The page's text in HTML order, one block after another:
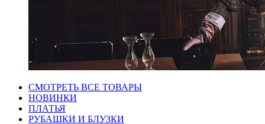
СМОТРЕТЬ ВСЕ ТОВАРЫ
НОВИНКИ
ПЛАТЬЯ
РУБАШКИ И БЛУЗКИ